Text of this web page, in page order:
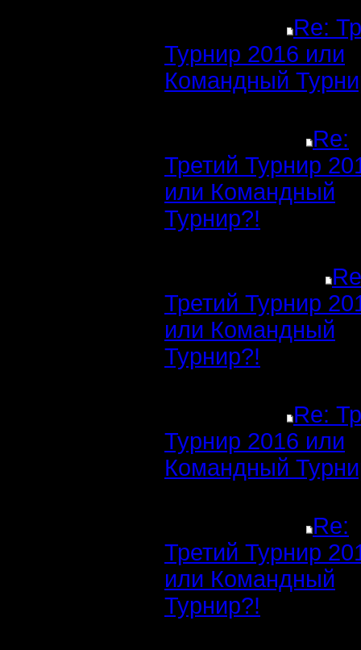
Re:
Турнир 2016 или
Командный
Re:
Третий Турнир
или Командный
Турнир?!
Третий Турнир
или Командный
Турнир?!
Re:
Турнир 2016 или
Командный
Re:
Третий Турнир
или Командный
Турнир?!